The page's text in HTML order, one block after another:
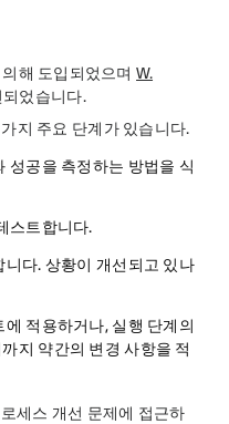
의해 도입되었으며W.
었습니다.
지 주요 단계가 있습니다.
성공을 측정하는 방법을 식
스트합니다.
다. 상황이 개선되고 있나
적용하거나, 실행 단계의
지 약간의 변경 사항을 적
세스 개선 문제에 접근하